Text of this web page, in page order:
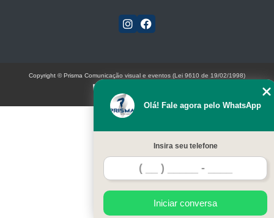
Olá! Fale agora pelo WhatsApp
Insira seu telefone
Iniciar conversa
Copyright © Prisma Comunicação visual e eventos (Lei 9610 de 19/02/1998)